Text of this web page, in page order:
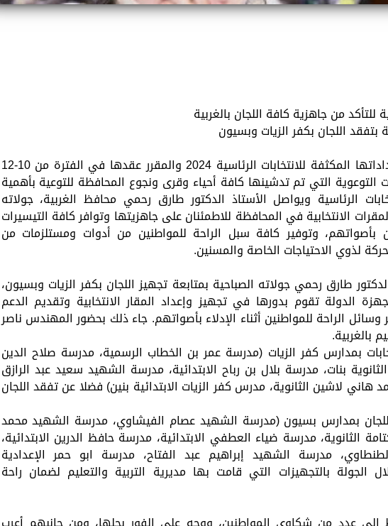
من جاهزية كافة اللجان بالغربية
اللجان بكفر الزيات وبسيون
تواصل محافظة الغربية استعداداتها المكثفة للانتخابات الرئاسية 2024 والمقرر عقدها في الفترة من 10-12
التوعوية التي تم تدشينها كافة أحياء وقرى ونجوع المحافظة للتوعية بأهمية
الرئاسية ويواصل الأستاذ الدكتور طارق رحمي محافظ الغربية، جولاته
الانتخابية في المحافظة للاطمئنان على جاهزيتها وتوافر كافة التيسيرات
بأصواتهم، وتوفير كافة سبل الراحة للمواطنين من أدوات ومستلزمات من
لذوي الاحتياجات الخاصة والمسنين.
طارق رحمي جولاته الصباحية بمتابعة تجهيز اللجان بكفر الزيات وبسيون،
الدولة تقوم بدورها في تجهيز وإعداد المقار الانتخابية وتقديم الدعم
الراحة للمواطنين أثناء الإدلاء بأصواتهم. جاء ذلك بحضور المهندس ناصر
بالغربية.
بمدارس كفر الزيات (مدرسة عمر بن الخطاب الرسمية، مدرسة صلاح الدين
بنات، مدرسة بلال بن رباح الابتدائية، مدرسة الشهيد سعيد عبد الرازق
هاني لاشين الثانوية، مدرس كفر الزيات الابتدائية بنين) فضلا عن تفقد اللجان
بمدارس بسيون (مدرسة الشهيد عصام الفيشاوي، مدرسة الشهيد محمد
الثانوية، مدرسة ضياء العطفي الابتدائية، مدرسة حافظ الدرين الابتدائية،
مدرسة الشهيد إبراهيم عبد الفتاح، مدرسة ابو حمر الإعدادية
الجولة بالتجهيزات التي قامت بها مديرية التربية والتعليم لضمان راحة